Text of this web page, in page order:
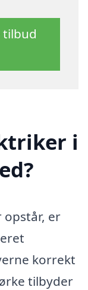
i
opstår, er
korrekt
tilbyder